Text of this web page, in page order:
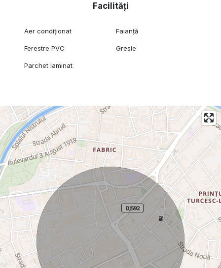
Facilități
Aer condiționat Faianță
Ferestre PVC Gresie
Parchet laminat